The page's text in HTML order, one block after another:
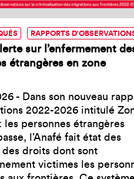
RAPPORTS
sur l’enfermement
étrangères en zone
- Dans son nouveau
2022-2026 intitulé
les personnes étrangères
l’Anafé fait état des
droits dont sont
victimes les